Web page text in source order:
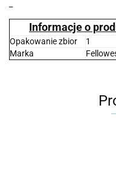
Informacje o
Opakowanie zbior
1
Marka